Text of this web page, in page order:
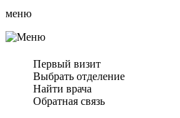
меню
Первый визит
Выбрать отделение
Найти врача
Обратная связь